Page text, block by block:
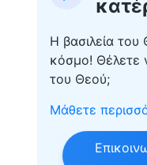
Η βασιλεία του
κόσμο! Θέλετε
του Θεού;
Μάθετε